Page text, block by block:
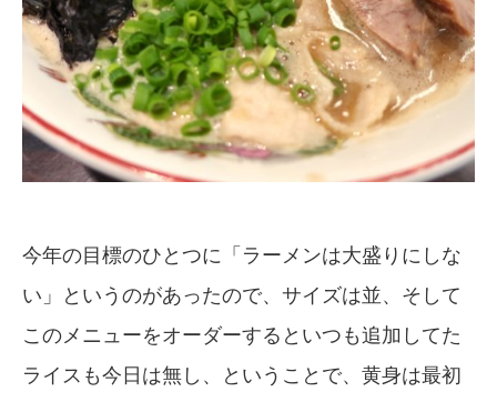
今年の目標のひとつに「ラーメンは大盛りにしな
い」というのがあったので、サイズは並、そして
このメニューをオーダーするといつも追加してた
ライスも今日は無し、ということで、黄身は最初